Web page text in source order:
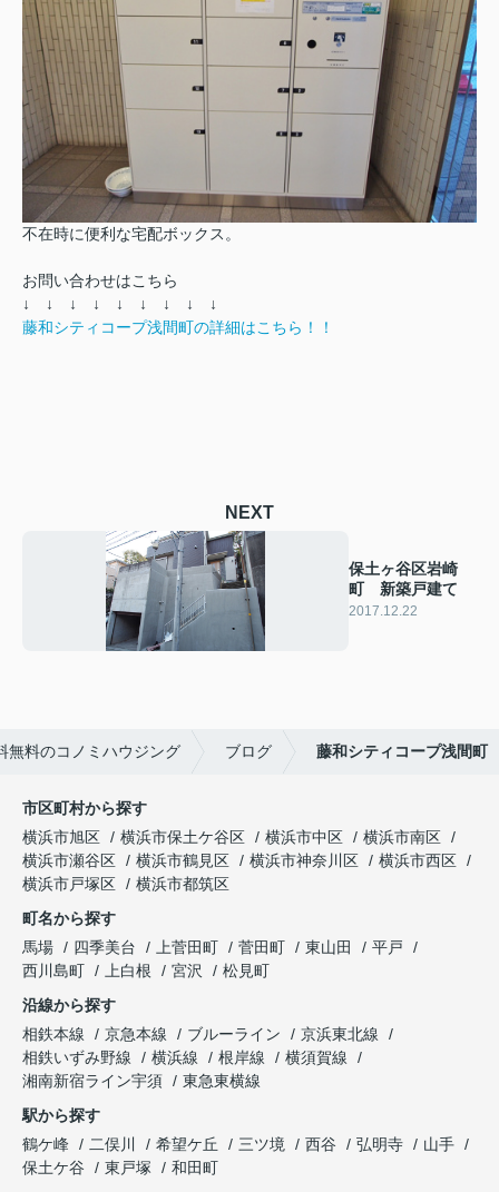
不在時に便利な宅配ボックス。
お問い合わせはこちら
↓ ↓ ↓ ↓ ↓ ↓ ↓ ↓ ↓
藤和シティコープ浅間町の詳細はこちら！！
NEXT
保土ヶ谷区岩崎
町 新築戸建て
2017.12.22
無料のコノミハウジング ブログ 藤和シティコープ浅間町
市区町村から探す
横浜市旭区
横浜市保土ケ谷区 横浜市中区
横浜市南区
横浜市瀬谷区
横浜市鶴見区 横浜市神奈川区
横浜市西区
横浜市戸塚区
横浜市都筑区
町名から探す
馬場
四季美台 上菅田町 菅田町 東山田
平戸
西川島町
上白根 宮沢
松見町
沿線から探す
相鉄本線
京急本線 ブルーライン
京浜東北線
相鉄いずみ野線
横浜線 根岸線
横須賀線
湘南新宿ライン宇須
東急東横線
駅から探す
鶴ケ峰
二俣川 希望ケ丘 三ツ境 西谷 弘明寺
山手
保土ケ谷
東戸塚 和田町